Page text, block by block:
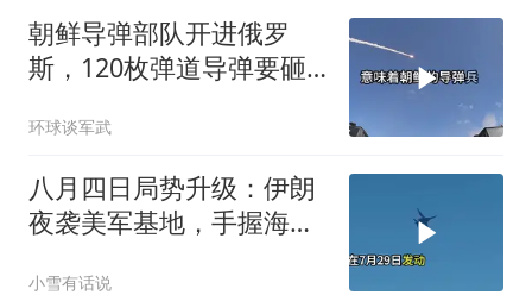
朝鲜导弹部队开进俄罗
斯，120枚弹道导弹要砸
环球谈军武
八月四日局势升级：伊朗
夜袭美军基地，手握海峡
小雪有话说